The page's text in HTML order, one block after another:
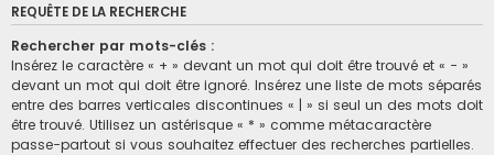
REQUÊTE DE LA RECHERCHE
Rechercher par mots-clés :
Insérez le caractère « + » devant un mot qui doit être trouvé et « - »
devant un mot qui doit être ignoré. Insérez une liste de mots séparés
entre des barres verticales discontinues « | » si seul un des mots doit
être trouvé. Utilisez un astérisque « * » comme métacaractère
passe-partout si vous souhaitez effectuer des recherches partielles.